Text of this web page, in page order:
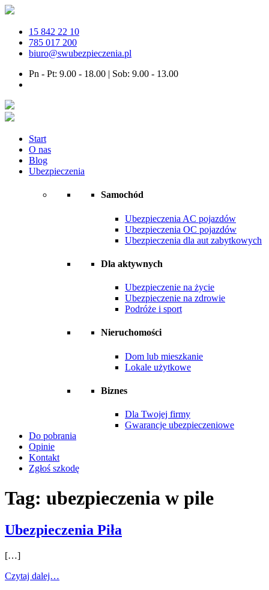
15 842 22 10
785 017 200
biuro@swubezpieczenia.pl
Pn - Pt: 9.00 - 18.00 | Sob: 9.00 - 13.00
Start
O nas
Blog
Ubezpieczenia
Samochód
Ubezpieczenia AC pojazdów
Ubezpieczenia OC pojazdów
Ubezpieczenia dla aut zabytkowych
Dla aktywnych
Ubezpieczenie na życie
Ubezpieczenie na zdrowie
Podróże i sport
Nieruchomości
Dom lub mieszkanie
Lokale użytkowe
Biznes
Dla Twojej firmy
Gwarancje ubezpieczeniowe
Do pobrania
Opinie
Kontakt
Zgłoś szkodę
Tag: ubezpieczenia w pile
Ubezpieczenia Piła
[…]
Czytaj dalej…